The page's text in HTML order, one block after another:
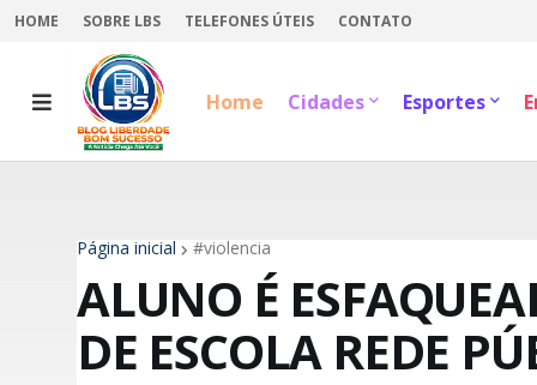
HOME SOBRE LBS TELEFONES ÚTEIS CONTATO
Home Cidades Esportes
Página inicial #violencia
ALUNO É
DE ESCOLA REDE